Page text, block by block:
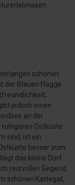
schönen
der Blauen Flagge
jedoch einen
an der
Ostküste
sind, ist ein
besser zum
das kleine Dorf
reizvollen Gegend.
schönen Kattegat,